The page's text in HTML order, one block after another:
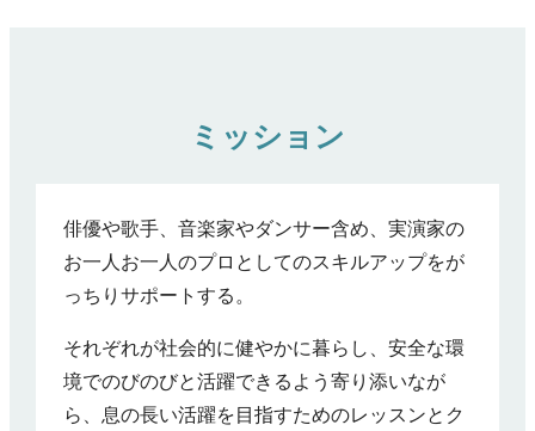
ミッション
俳優や歌手、音楽家やダンサー含め、実演家の
お一人お一人のプロとしてのスキルアップをが
っちりサポートする。
それぞれが社会的に健やかに暮らし、安全な環
境でのびのびと活躍できるよう寄り添いなが
ら、息の長い活躍を目指すためのレッスンとク